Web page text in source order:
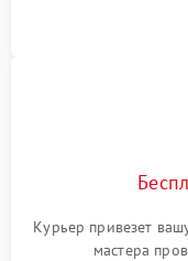
Курьер привезет
мастера